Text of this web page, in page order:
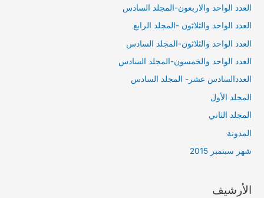
العدد الواحد والاربعون-المجلد السادس
العدد الواحد والثلاثون -المجلد الرابع
العدد الواحد والثلاثون-المجلد السادس
العدد الواحد والخمسون-المجلد السادس
العددالسادس عشر- المجلد السادس
المجلد الأول
المجلد الثاني
المدونة
شهر سبتمبر 2015
الأرشيف